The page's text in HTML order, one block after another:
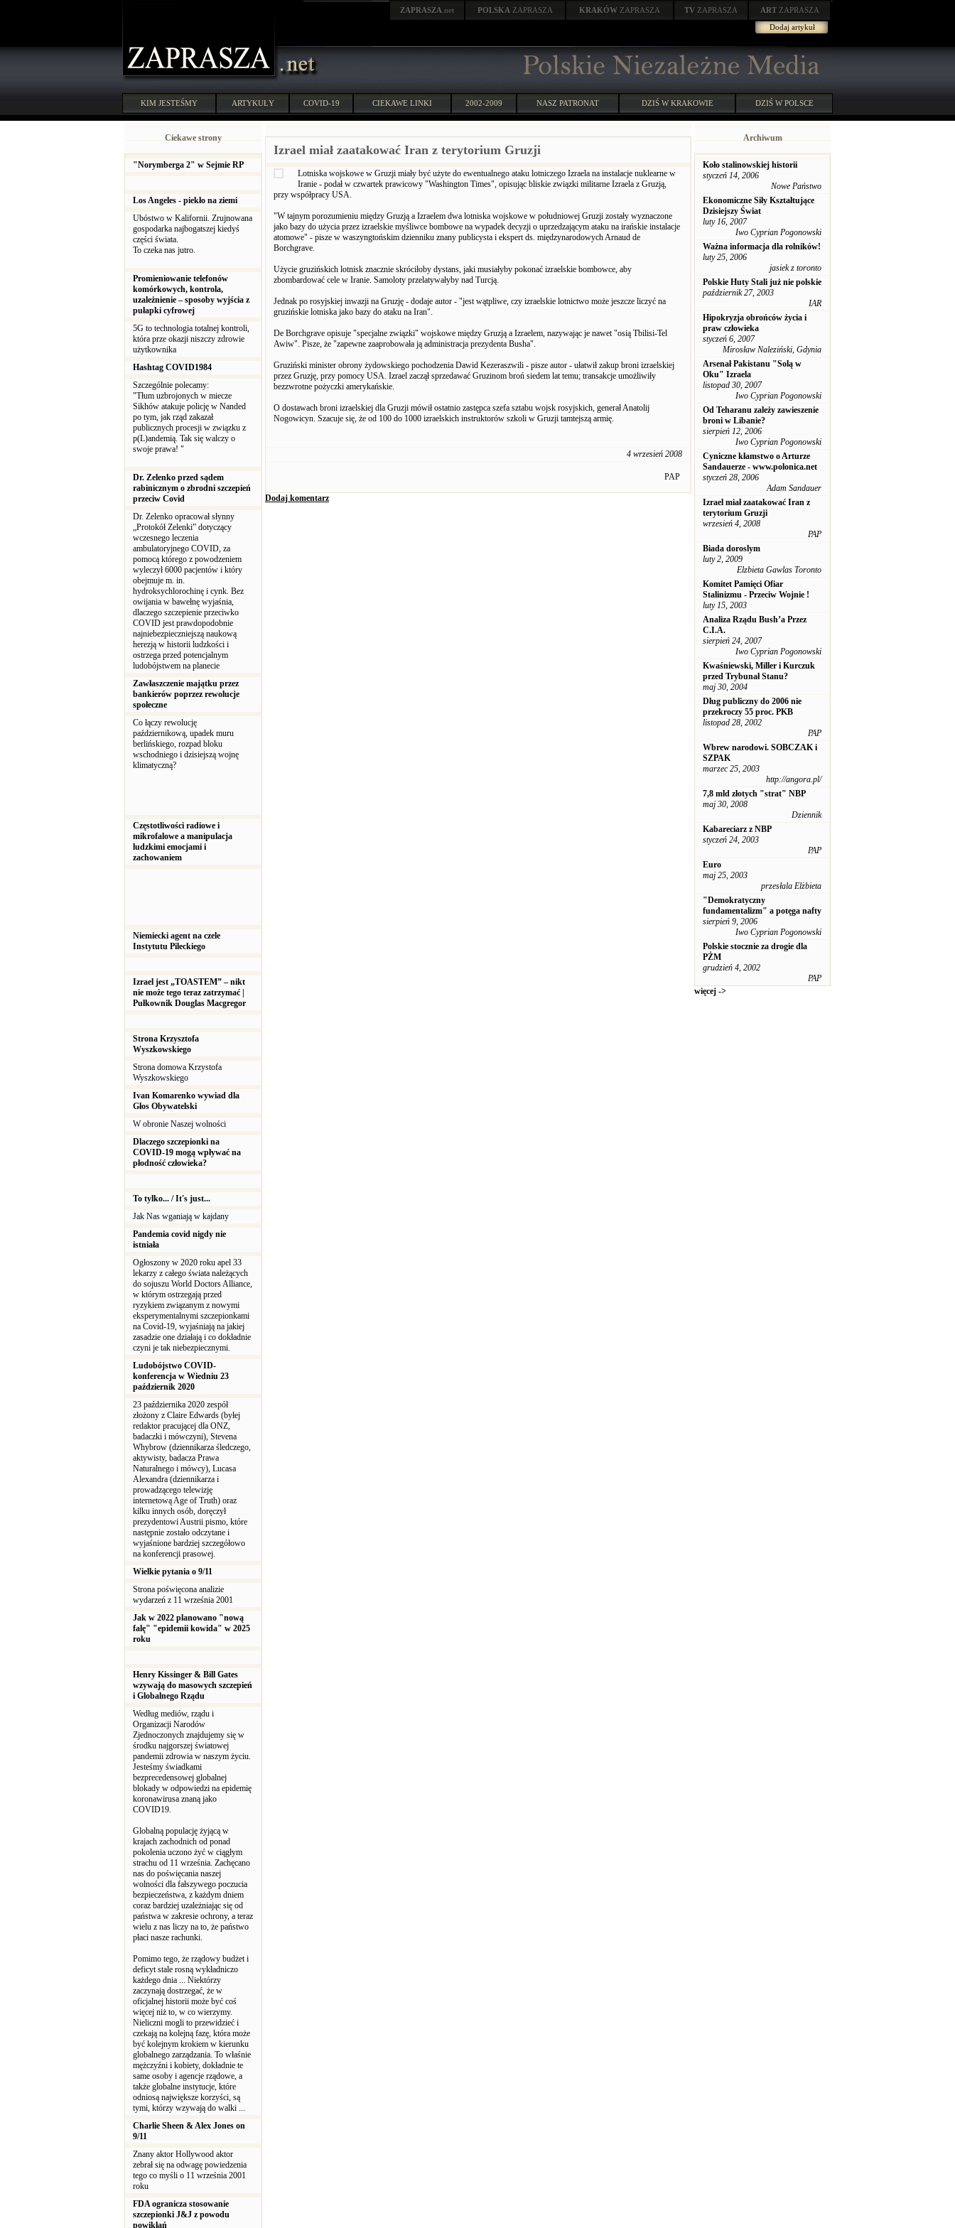
ZAPRASZA .net POLSKA ZAPRASZA KRAKÓW ZAPRASZA TV ZAPRASZA ART ZAPRASZA
Dodaj artykuł
KIM JESTEŚMY ARTYKUŁY COVID-19 CIEKAWE LINKI 2002-2009 NASZ PATRONAT DZIŚ W KRAKOWIE DZIŚ W POLSCE
Ciekawe strony
"Norymberga 2" w Sejmie RP
Los Angeles - piekło na ziemi
Ubóstwo w Kalifornii. Zrujnowana
gospodarka najbogatszej kiedyś
części świata.
To czeka nas jutro.
Promieniowanie telefonów
komórkowych, kontrola,
uzależnienie – sposoby wyjścia z
pułapki cyfrowej
5G to technologia totalnej kontroli,
która prze okazji niszczy zdrowie
użytkownika
Hashtag COVID1984
Szczególnie polecamy:
"Tłum uzbrojonych w miecze
Sikhów atakuje policję w Nanded
po tym, jak rząd zakazał
publicznych procesji w związku z
p(L)andemią. Tak się walczy o
swoje prawa! "
Dr. Zelenko przed sądem
rabinicznym o zbrodni szczepień
przeciw Covid
Dr. Zelenko opracował słynny
„Protokół Zelenki” dotyczący
wczesnego leczenia
ambulatoryjnego COVID, za
pomocą którego z powodzeniem
wyleczył 6000 pacjentów i który
obejmuje m. in.
hydroksychlorochinę i cynk. Bez
owijania w bawełnę wyjaśnia,
dlaczego szczepienie przeciwko
COVID jest prawdopodobnie
najniebezpieczniejszą naukową
herezją w historii ludzkości i
ostrzega przed potencjalnym
ludobójstwem na planecie
Zawłaszczenie majątku przez
bankierów poprzez rewolucje
społeczne
Co łączy rewolucję
październikową, upadek muru
berlińskiego, rozpad bloku
wschodniego i dzisiejszą wojnę
klimatyczną?
Częstotliwości radiowe i
mikrofalowe a manipulacja
ludzkimi emocjami i
zachowaniem
Niemiecki agent na czele
Instytutu Pileckiego
Izrael jest „TOASTEM” – nikt
nie może tego teraz zatrzymać |
Pułkownik Douglas Macgregor
Strona Krzysztofa
Wyszkowskiego
Strona domowa Krzystofa
Wyszkowskiego
Ivan Komarenko wywiad dla
Głos Obywatelski
W obronie Naszej wolności
Dlaczego szczepionki na
COVID-19 mogą wpływać na
płodność człowieka?
To tylko... / It's just...
Jak Nas wganiają w kajdany
Pandemia covid nigdy nie
istniała
Ogłoszony w 2020 roku apel 33
lekarzy z całego świata należących
do sojuszu World Doctors Alliance,
w którym ostrzegają przed
ryzykiem związanym z nowymi
eksperymentalnymi szczepionkami
na Covid-19, wyjaśniają na jakiej
zasadzie one działają i co dokładnie
czyni je tak niebezpiecznymi.
Ludobójstwo COVID-
konferencja w Wiedniu 23
październik 2020
23 października 2020 zespół
złożony z Claire Edwards (byłej
redaktor pracującej dla ONZ,
badaczki i mówczyni), Stevena
Whybrow (dziennikarza śledczego,
aktywisty, badacza Prawa
Naturalnego i mówcy), Lucasa
Alexandra (dziennikarza i
prowadzącego telewizję
internetową Age of Truth) oraz
kilku innych osób, doręczył
prezydentowi Austrii pismo, które
następnie zostało odczytane i
wyjaśnione bardziej szczegółowo
na konferencji prasowej.
Wielkie pytania o 9/11
Strona poświęcona analizie
wydarzeń z 11 września 2001
Jak w 2022 planowano "nową
falę" "epidemii kowida" w 2025
roku
Henry Kissinger & Bill Gates
wzywają do masowych szczepień
i Globalnego Rządu
Według mediów, rządu i
Organizacji Narodów
Zjednoczonych znajdujemy się w
środku najgorszej światowej
pandemii zdrowia w naszym życiu.
Jesteśmy świadkami
bezprecedensowej globalnej
blokady w odpowiedzi na epidemię
koronawirusa znaną jako
COVID19.
Globalną populację żyjącą w
krajach zachodnich od ponad
pokolenia uczono żyć w ciągłym
strachu od 11 września. Zachęcano
nas do poświęcania naszej
wolności dla fałszywego poczucia
bezpieczeństwa, z każdym dniem
coraz bardziej uzależniając się od
państwa w zakresie ochrony, a teraz
wielu z nas liczy na to, że państwo
płaci nasze rachunki.
Pomimo tego, że rządowy budżet i
deficyt stale rosną wykładniczo
każdego dnia ... Niektórzy
zaczynają dostrzegać, że w
oficjalnej historii może być coś
więcej niż to, w co wierzymy.
Nieliczni mogli to przewidzieć i
czekają na kolejną fazę, która może
być kolejnym krokiem w kierunku
globalnego zarządzania. To właśnie
mężczyźni i kobiety, dokładnie te
same osoby i agencje rządowe, a
także globalne instytucje, które
odniosą największe korzyści, są
tymi, którzy wzywają do walki ...
Charlie Sheen & Alex Jones on
9/11
Znany aktor Hollywood aktor
zebrał się na odwagę powiedzenia
tego co myśli o 11 września 2001
roku
FDA ogranicza stosowanie
szczepionki J&J z powodu
powikłań
Izrael miał zaatakować Iran z terytorium Gruzji
Lotniska wojskowe w Gruzji miały być użyte do ewentualnego ataku lotniczego Izraela na instalacje nuklearne w
Iranie - podał w czwartek prawicowy "Washington Times", opisując bliskie związki militarne Izraela z Gruzją,
przy współpracy USA.
"W tajnym porozumieniu między Gruzją a Izraelem dwa lotniska wojskowe w południowej Gruzji zostały wyznaczone
jako bazy do użycia przez izraelskie myśliwce bombowe na wypadek decyzji o uprzedzającym ataku na irańskie instalacje
atomowe" - pisze w waszyngtońskim dzienniku znany publicysta i ekspert ds. międzynarodowych Arnaud de
Borchgrave.
Użycie gruzińskich lotnisk znacznie skróciłoby dystans, jaki musiałyby pokonać izraelskie bombowce, aby
zbombardować cele w Iranie. Samoloty przelatywałyby nad Turcją.
Jednak po rosyjskiej inwazji na Gruzję - dodaje autor - "jest wątpliwe, czy izraelskie lotnictwo może jeszcze liczyć na
gruzińskie lotniska jako bazy do ataku na Iran".
De Borchgrave opisuje "specjalne związki" wojskowe między Gruzją a Izraelem, nazywając je nawet "osią Tbilisi-Tel
Awiw". Pisze, że "zapewne zaaprobowała ją administracja prezydenta Busha".
Gruziński minister obrony żydowskiego pochodzenia Dawid Kezeraszwili - pisze autor - ułatwił zakup broni izraelskiej
przez Gruzję, przy pomocy USA. Izrael zaczął sprzedawać Gruzinom broń siedem lat temu; transakcje umożliwiły
bezzwrotne pożyczki amerykańskie.
O dostawach broni izraelskiej dla Gruzji mówił ostatnio zastępca szefa sztabu wojsk rosyjskich, generał Anatolij
Nogowicyn. Szacuje się, że od 100 do 1000 izraelskich instruktorów szkoli w Gruzji tamtejszą armię.
4 wrzesień 2008
PAP
Dodaj komentarz
Archiwum
Koło stalinowskiej historii
styczeń 14, 2006
Nowe Państwo
Ekonomiczne Siły Kształtujące
Dzisiejszy Świat
luty 16, 2007
Iwo Cyprian Pogonowski
Ważna informacja dla rolników!
luty 25, 2006
jasiek z toronto
Polskie Huty Stali już nie polskie
październik 27, 2003
IAR
Hipokryzja obrońców życia i
praw człowieka
styczeń 6, 2007
Mirosław Naleziński, Gdynia
Arsenał Pakistanu "Solą w
Oku" Izraela
listopad 30, 2007
Iwo Cyprian Pogonowski
Od Teharanu zależy zawieszenie
broni w Libanie?
sierpień 12, 2006
Iwo Cyprian Pogonowski
Cyniczne kłamstwo o Arturze
Sandauerze - www.polonica.net
styczeń 28, 2006
Adam Sandauer
Izrael miał zaatakować Iran z
terytorium Gruzji
wrzesień 4, 2008
PAP
Biada doroslym
luty 2, 2009
Elzbieta Gawlas Toronto
Komitet Pamięci Ofiar
Stalinizmu - Przeciw Wojnie !
luty 15, 2003
Analiza Rządu Bush’a Przez
C.I.A.
sierpień 24, 2007
Iwo Cyprian Pogonowski
Kwaśniewski, Miller i Kurczuk
przed Trybunał Stanu?
maj 30, 2004
Dług publiczny do 2006 nie
przekroczy 55 proc. PKB
listopad 28, 2002
PAP
Wbrew narodowi. SOBCZAK i
SZPAK
marzec 25, 2003
http://angora.pl/
7,8 mld złotych "strat" NBP
maj 30, 2008
Dziennik
Kabareciarz z NBP
styczeń 24, 2003
PAP
Euro
maj 25, 2003
przesłala Elżbieta
"Demokratyczny
fundamentalizm" a potęga nafty
sierpień 9, 2006
Iwo Cyprian Pogonowski
Polskie stocznie za drogie dla
PŻM
grudzień 4, 2002
PAP
więcej ->